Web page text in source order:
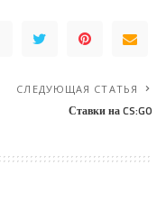
СЛЕДУЮЩАЯ СТАТЬЯ
Ставки на CS:GO